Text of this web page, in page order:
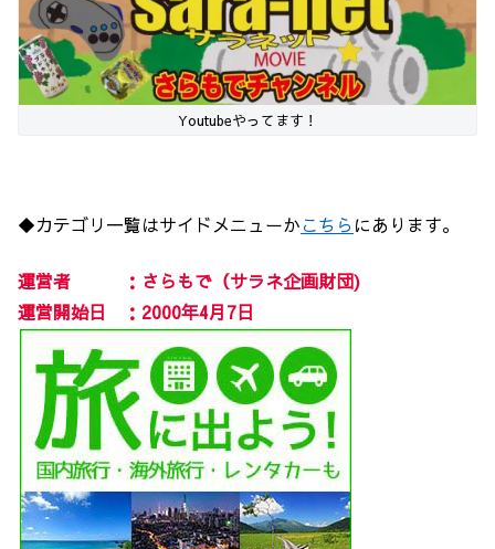
Youtubeやってます！
◆カテゴリ一覧はサイドメニューかこちら にあります。
運営者 ：さらもで（サラネ企画財団)
運営開始日 ：2000年4月7日